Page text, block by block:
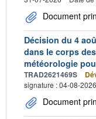
Document
Décision du 4
dans le corps
météorologie
TRAD2621469S
signature : 04-08-2026
Document